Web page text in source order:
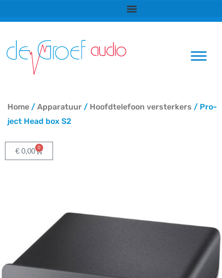
naar
inhoud
Home / Apparatuur / Hoofdtelefoon versterkers / Pro-
ject Head box S2
€ 0,00 0
Winkelwagen